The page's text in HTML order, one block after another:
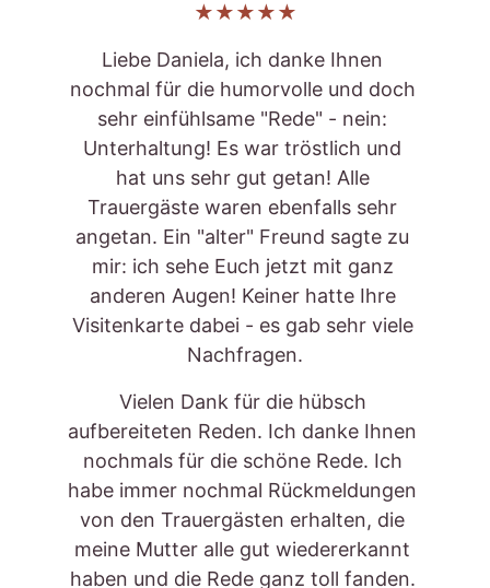
Liebe Daniela, ich danke Ihnen
nochmal für die humorvolle und doch
sehr einfühlsame "Rede" - nein:
Unterhaltung! Es war tröstlich und
hat uns sehr gut getan! Alle
Trauergäste waren ebenfalls sehr
angetan. Ein "alter" Freund sagte zu
mir: ich sehe Euch jetzt mit ganz
anderen Augen! Keiner hatte Ihre
Visitenkarte dabei - es gab sehr viele
Nachfragen.
Vielen Dank für die hübsch
aufbereiteten Reden. Ich danke Ihnen
nochmals für die schöne Rede. Ich
habe immer nochmal Rückmeldungen
von den Trauergästen erhalten, die
meine Mutter alle gut wiedererkannt
haben und die Rede ganz toll fanden.
★★★★★